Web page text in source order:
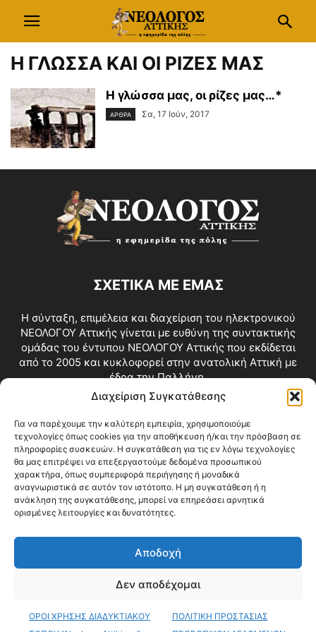
Διαχείριση Συγκατάθεσης
Για να παρέχουμε την καλύτερη εμπειρία, χρησιμοποιούμε
τεχνολογίες όπως cookies για την αποθήκευση ή/και την πρόσβαση σε
πληροφορίες συσκευών. Η συγκατάθεση για τις εν λόγω τεχνολογίες
θα μας επιτρέψει να επεξεργαστούμε δεδομένα προσωπικού
χαρακτήρα, όπως συμπεριφορά περιήγησης ή μοναδικά
αναγνωριστικά σε αυτόν τον ιστότοπο. Η μη συγκατάθεση ή η
ανάκληση της συγκατάθεσης, μπορεί να επηρεάσει αρνητικά
ορισμένες λειτουργίες και δυνατότητες.
Αποδοχή
Δεν αποδέχομαι
ΟΡΟΙ ΧΡΗΣΗΣ ΔΙΑΔΥΚΤΙΑΚΟΥ
ΠΟΛΙΤΙΚΗ ΠΡΟΣΤΑΣΙΑΣ
Η ΓΛΩΣΣΑ ΚΑΙ ΟΙ ΡΙΖΕΣ ΜΑΣ
Η γλώσσα μας, οι ρίζες μας…*
ΑΡΘΡΑ Σα, 17 Ιούν, 2017
ΣΧΕΤΙΚΑ ΜΕ ΕΜΑΣ
Η σύνταξη, επιμέλεια και διαχείριση του ηλεκτρονικού
ΝΕΟΛΟΓΟΥ Αττικής γίνεται με ευθύνη της συντακτικής
ομάδας του έντυπου ΝΕΟΛΟΓΟΥ Αττικής που εκδίδεται
από το 2005 και κυκλοφορεί στην ανατολική Αττική με
έδρα την Παλλήνη.
Επικοινωνία:info@neologosattikis.gr
ΑΚΟΛΟΥΘΗΣΕ ΜΑΣ
Videos Όροι Χρήσης
© Copyright 2026 ΝΕΟΛΟΓΟΣ ΑΤΤΙΚΗΣ • All Rights Reserved •